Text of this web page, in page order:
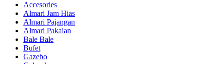
Accesories
Almari Jam Hias
Almari Pajangan
Almari Pakaian
Bale Bale
Bufet
Gazebo